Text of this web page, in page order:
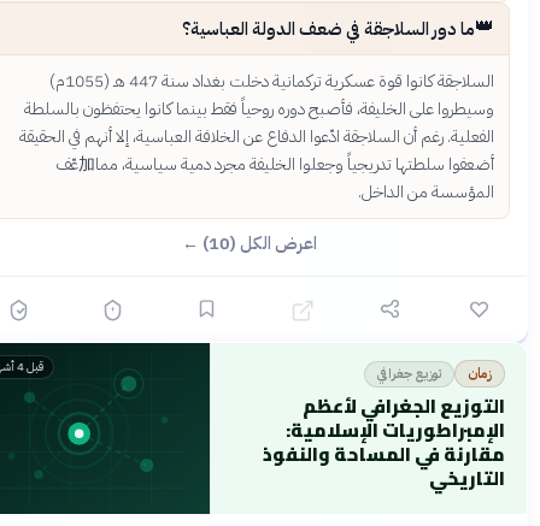
ما دور السلاجقة في ضعف الدولة العباسية؟
السلاجقة كانوا قوة عسكرية تركمانية دخلت بغداد سنة 447 هـ (1055م)
وسيطروا على الخليفة، فأصبح دوره روحياً فقط بينما كانوا يحتفظون بالسلطة
الفعلية. رغم أن السلاجقة ادّعوا الدفاع عن الخلافة العباسية، إلا أنهم في الحقيقة
أضعفوا سلطتها تدريجياً وجعلوا الخليفة مجرد دمية سياسية، مما加عّف
المؤسسة من الداخل.
اعرض الكل (10) ←
زمان توزيع جغرافي
التوزيع الجغرافي لأعظم
الإمبراطوريات الإسلامية:
مقارنة في المساحة والنفوذ
التاريخي